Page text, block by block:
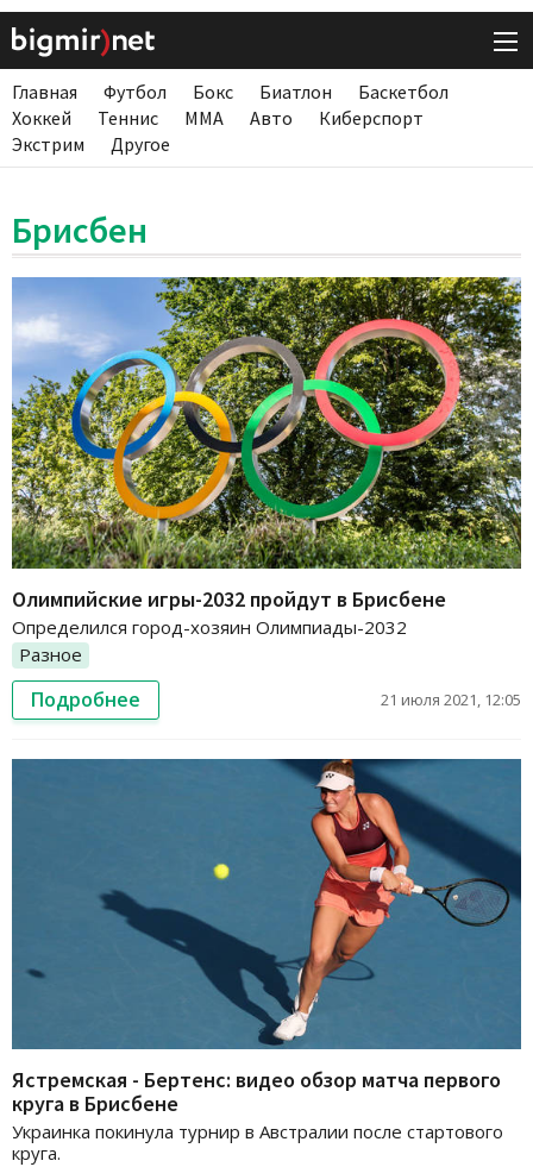
Главная Футбол Бокс Биатлон
Баскетбол
Хоккей
Теннис ММА Авто
Киберспорт
Экстрим
Другое
Брисбен
Олимпийские игры-2032 пройдут в Брисбене
Определился город-хозяин Олимпиады-2032
Разное
Подробнее 21 июля 2021, 12:05
Ястремская - Бертенс: видео обзор матча первого
круга в Брисбене
Украинка покинула турнир в Австралии после стартового
круга.